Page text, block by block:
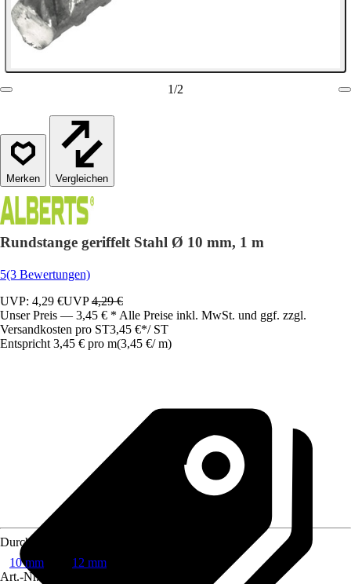
1/2
Vergleichen
Rundstange geriffelt Stahl Ø 10 mm, 1 m
5(3 Bewertungen)
UVP: 4,29 €UVP4,29 €
Unser Preis — 3,45 € * Alle Preise inkl. MwSt. und ggf. zzgl.
Versandkosten pro ST3,45 €*/ ST
Entspricht 3,45 € pro m(3,45 €/ m)
Durchmesser
10 mm
12 mm
Art.-Nr.